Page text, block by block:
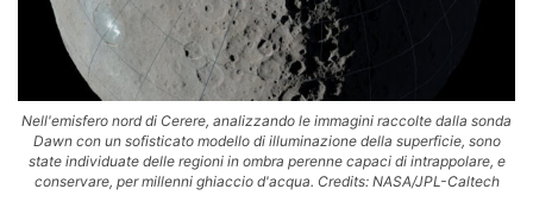
Nell'emisfero nord di Cerere, analizzando le immagini raccolte dalla sonda
Dawn con un sofisticato modello di illuminazione della superficie, sono
state individuate delle regioni in ombra perenne capaci di intrappolare, e
conservare, per millenni ghiaccio d'acqua. Credits: NASA/JPL-Caltech